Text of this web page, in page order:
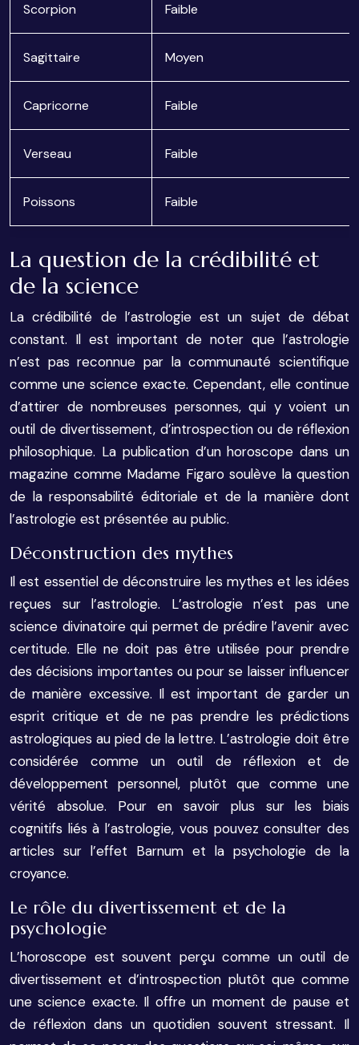
Scorpion Faible
Sagittaire Moyen
Capricorne Faible
Verseau Faible
Poissons Faible
La question de la crédibilité et
de la science
La crédibilité de l’astrologie est un sujet de débat
constant. Il est important de noter que l’astrologie
n’est pas reconnue par la communauté scientifique
comme une science exacte. Cependant, elle continue
d’attirer de nombreuses personnes, qui y voient un
outil de divertissement, d’introspection ou de réflexion
philosophique. La publication d’un horoscope dans un
magazine comme Madame Figaro soulève la question
de la responsabilité éditoriale et de la manière dont
l’astrologie est présentée au public.
Déconstruction des mythes
Il est essentiel de déconstruire les mythes et les idées
reçues sur l’astrologie. L’astrologie n’est pas une
science divinatoire qui permet de prédire l’avenir avec
certitude. Elle ne doit pas être utilisée pour prendre
des décisions importantes ou pour se laisser influencer
de manière excessive. Il est important de garder un
esprit critique et de ne pas prendre les prédictions
astrologiques au pied de la lettre. L’astrologie doit être
considérée comme un outil de réflexion et de
développement personnel, plutôt que comme une
vérité absolue. Pour en savoir plus sur les biais
cognitifs liés à l’astrologie, vous pouvez consulter des
articles sur l’effet Barnum et la psychologie de la
croyance.
Le rôle du divertissement et de la
psychologie
L’horoscope est souvent perçu comme un outil de
divertissement et d’introspection plutôt que comme
une science exacte. Il offre un moment de pause et
de réflexion dans un quotidien souvent stressant. Il